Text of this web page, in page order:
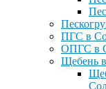
ПГС в
ОПГС в
Щебень